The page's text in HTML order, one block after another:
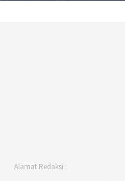
Alamat Redaksi :